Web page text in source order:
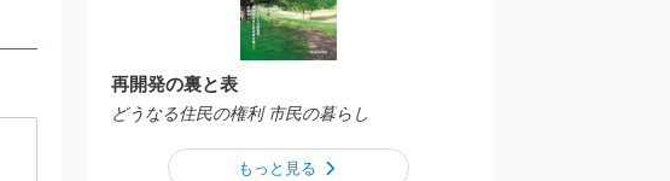
再開発の裏と表
どうなる住民の権利 市民の暮らし
もっと見る